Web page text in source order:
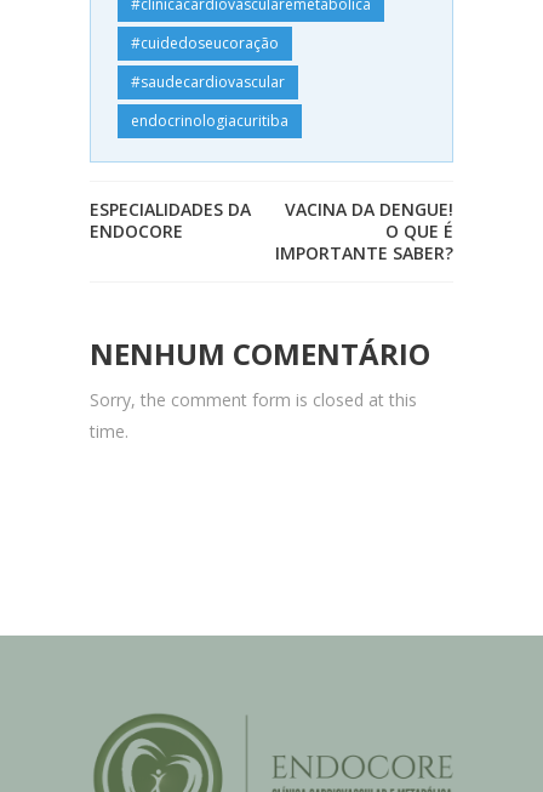
#clinicacardiovascularemetabolica
#cuidedoseucoração
#saudecardiovascular
endocrinologiacuritiba
ESPECIALIDADES DA
ENDOCORE
VACINA DA DENGUE!
O QUE É
IMPORTANTE SABER?
NENHUM COMENTÁRIO
Sorry, the comment form is closed at this
time.